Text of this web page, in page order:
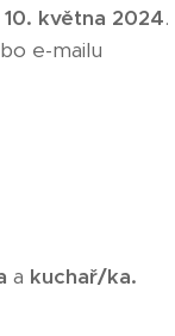
května 2024.
e-mailu
a kuchař/ka.